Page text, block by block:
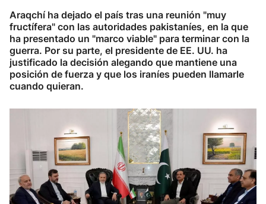
Araqchí ha dejado el país tras una reunión "muy
fructífera" con las autoridades pakistaníes, en la que
ha presentado un "marco viable" para terminar con la
guerra. Por su parte, el presidente de EE. UU. ha
justificado la decisión alegando que mantiene una
posición de fuerza y que los iraníes pueden llamarle
cuando quieran.